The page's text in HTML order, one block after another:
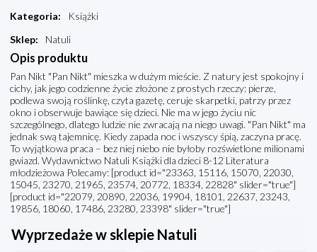
Kategoria:
Książki
Sklep: Natuli
Opis produktu
Pan Nikt "Pan Nikt" mieszka w dużym mieście. Z natury jest spokojny i
cichy, jak jego codzienne życie złożone z prostych rzeczy: pierze,
podlewa swoją roślinkę, czyta gazetę, ceruje skarpetki, patrzy przez
okno i obserwuje bawiące się dzieci. Nie ma w jego życiu nic
szczególnego, dlatego ludzie nie zwracają na niego uwagi. "Pan Nikt" ma
jednak swą tajemnicę. Kiedy zapada noc i wszyscy śpią, zaczyna pracę.
To wyjątkowa praca – bez niej niebo nie byłoby rozświetlone milionami
gwiazd. Wydawnictwo Natuli Książki dla dzieci 8-12 Literatura
młodzieżowa Polecamy: [product id="23363, 15116, 15070, 22030,
15045, 23270, 21965, 23574, 20772, 18334, 22828" slider="true"]
[product id="22079, 20890, 22036, 19904, 18101, 22637, 23243,
19856, 18060, 17486, 23280, 23398" slider="true"]
Wyprzedaże w sklepie Natuli